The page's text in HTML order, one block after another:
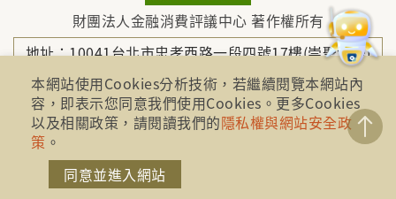
財團法人金融消費評議中心 著作權所有
地址：10041台北市忠孝西路一段四號17樓(崇聖大樓)
電話：886-2-2316-1288
金融服務專線：1998
本網站使用Cookies分析技術，若繼續閱覽本網站內
容，即表示您同意我們使用Cookies。更多Cookies
以及相關政策，請閱讀我們的隱私權與網站安全政
策 。
同意並進入網站